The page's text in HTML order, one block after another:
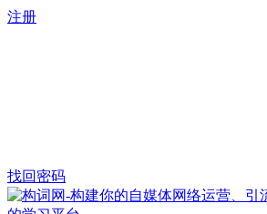
注册
找回密码